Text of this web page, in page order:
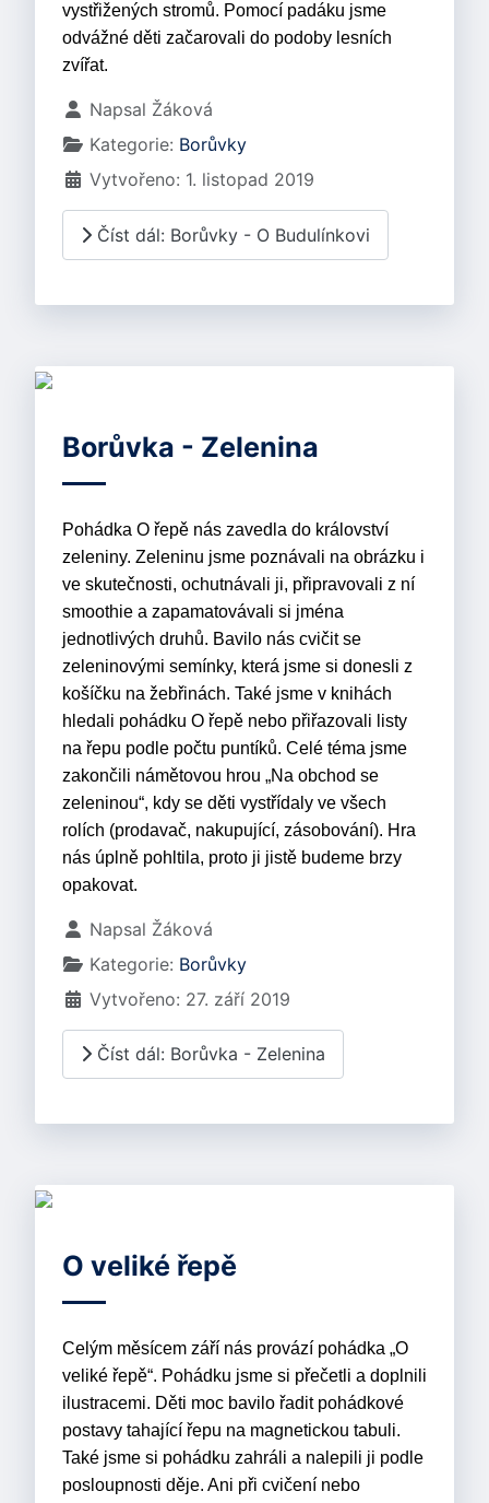
vystřižených stromů. Pomocí padáku jsme
odvážné děti začarovali do podoby lesních
zvířat.
Základní údaje
Napsal Žáková
Kategorie: Borůvky
Vytvořeno: 1. listopad 2019
Číst dál: Borůvky - O Budulínkovi
Borůvka - Zelenina
Pohádka O řepě nás zavedla do království
zeleniny. Zeleninu jsme poznávali na obrázku i
ve skutečnosti, ochutnávali ji, připravovali z ní
smoothie a zapamatovávali si jména
jednotlivých druhů. Bavilo nás cvičit se
zeleninovými semínky, která jsme si donesli z
košíčku na žebřinách. Také jsme v knihách
hledali pohádku O řepě nebo přiřazovali listy
na řepu podle počtu puntíků. Celé téma jsme
zakončili námětovou hrou „Na obchod se
zeleninou“, kdy se děti vystřídaly ve všech
rolích (prodavač, nakupující, zásobování). Hra
nás úplně pohltila, proto ji jistě budeme brzy
opakovat.
Základní údaje
Napsal Žáková
Kategorie: Borůvky
Vytvořeno: 27. září 2019
Číst dál: Borůvka - Zelenina
O veliké řepě
Celým měsícem září nás provází pohádka „O
veliké řepě“. Pohádku jsme si přečetli a doplnili
ilustracemi. Děti moc bavilo řadit pohádkové
postavy tahající řepu na magnetickou tabuli.
Také jsme si pohádku zahráli a nalepili ji podle
posloupnosti děje. Ani při cvičení nebo